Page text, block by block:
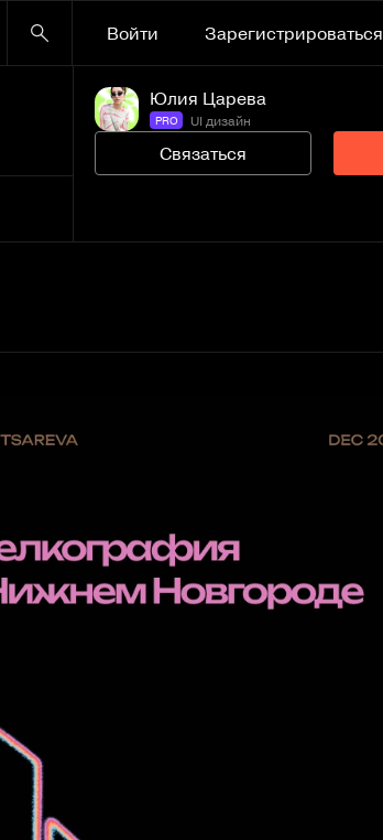
Войти Зарегистрироваться
Юлия Царева
PRO UI дизайн
Связаться